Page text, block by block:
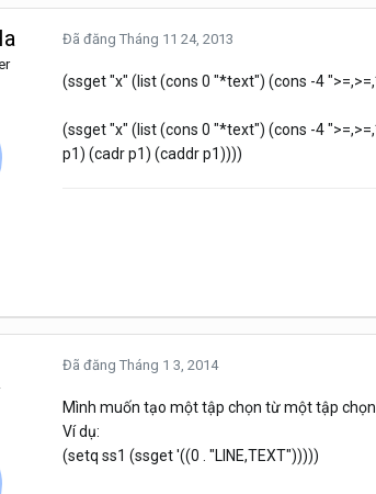
Đã đăng Tháng 11 24, 2013
(ssget "x" (list (cons 0 "*text") (cons -4
(ssget "x" (list (cons 0 "*text") (cons -4
p1) (cadr p1) (caddr p1))))
Đã đăng Tháng 1 3, 2014
Mình muốn tạo một tập chọn từ một tập chọn
Ví dụ:
(setq ss1 (ssget '((0 . "LINE,TEXT")))))